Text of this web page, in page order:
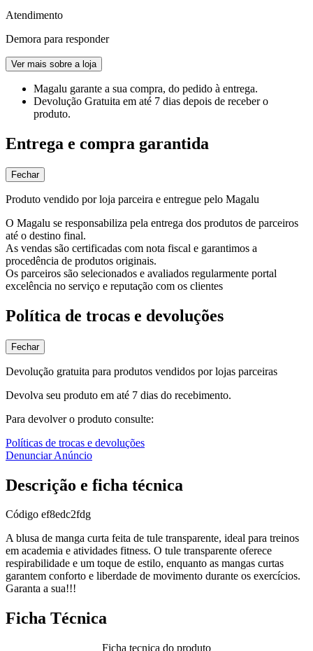
Atendimento
Demora para responder
Ver mais sobre a loja
Magalu garante a sua compra, do pedido à entrega.
Devolução Gratuita em até 7 dias depois de receber o
produto.
Entrega e compra garantida
Fechar
Produto vendido por loja parceira e entregue pelo Magalu
O Magalu se responsabiliza pela entrega dos produtos de parceiros
até o destino final.
As vendas são certificadas com nota fiscal e garantimos a
procedência de produtos originais.
Os parceiros são selecionados e avaliados regularmente portal
excelência no serviço e reputação com os clientes
Política de trocas e devoluções
Fechar
Devolução gratuita para produtos vendidos por lojas parceiras
Devolva seu produto em até 7 dias do recebimento.
Para devolver o produto consulte:
Políticas de trocas e devoluções
Denunciar Anúncio
Descrição e ficha técnica
Código ef8edc2fdg
A blusa de manga curta feita de tule transparente, ideal para treinos
em academia e atividades fitness. O tule transparente oferece
respirabilidade e um toque de estilo, enquanto as mangas curtas
garantem conforto e liberdade de movimento durante os exercícios.
Garanta a sua!!!
Ficha Técnica
Ficha tecnica do produto